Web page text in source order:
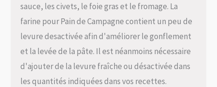
sauce, les civets, le foie gras et le fromage. La
farine pour Pain de Campagne contient un peu de
levure desactivée afin d'améliorer le gonflement
et la levée de la pâte. Il est néanmoins nécessaire
d'ajouter de la levure fraîche ou désactivée dans
les quantités indiquées dans vos recettes.